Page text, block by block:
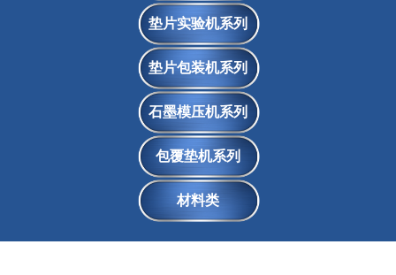
垫片实验机系列
垫片包装机系列
石墨模压机系列
包覆垫机系列
材料类